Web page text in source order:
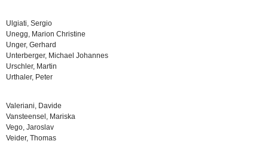
Ulgiati, Sergio
Unegg, Marion Christine
Unger, Gerhard
Unterberger, Michael Johannes
Urschler, Martin
Urthaler, Peter
Valeriani, Davide
Vansteensel, Mariska
Vego, Jaroslav
Veider, Thomas